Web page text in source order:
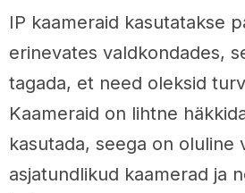
IP kaameraid kasutatakse
erinevates valdkondades,
tagada, et need oleksid
Kaameraid on lihtne
kasutada, seega on oluline
asjatundlikud kaamerad ja